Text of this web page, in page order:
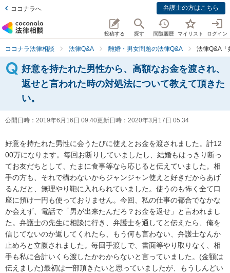
ココナラへ 弁護士の方はこちら
投稿する 探す 閲覧履歴 マイリスト ログイン
ココナラ法律相談 法律Q&A 離婚・男女問題の法律Q&A 法律Q&A
好意を持たれた男性から、高額なお金を渡され、
返せと言われた時の対処法について教えて頂きた
い。
公開日時： 2019年6月16日 09:40更新日時： 2020年3月17日 05:34
好意を持たれた男性に会うたびに使えとお金を渡されました。計12
00万になります。毎回お断りしていましたし、結婚もはっきり断っ
てお友だちとして、たまに食事等なら応じると伝えていました。相
手の方も、それで構わないからジャンジャン使えと好きだからあげ
るんだと、無理やり鞄に入れられていました。使うのも怖く全て口
座に預け一円も使っておりません。今回、私の仕事の都合でなかな
か会えず、電話で「男が出来たんだろ？お金を返せ」と言われまし
た。弁護士の先生に相談に行き、弁護士を通してと伝えたら、俺を
信じてないのか返してくれたら、もう何も言わない、弁護士なんか
止めろと立腹されました。毎回手渡しで、書面等やり取りなく、相
手も私に合計いくら渡したかわからないと言っていました。(金額は
伝えました)最初は一部頂きたいと思っていましたが、もうしんどい